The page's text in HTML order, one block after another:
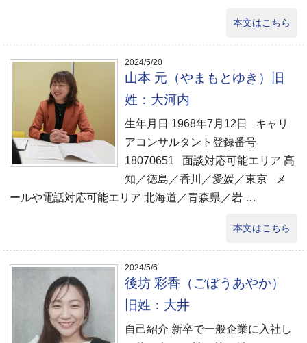
本文はこちら
2024/5/20
山本 元（やまもとゆき）旧
姓：大河内
生年月日 1968年7月12日 キャリ
アコンサルタント登録番号
18070651 面談対応可能エリア 高
知／徳島／香川／愛媛／東京 メ
ールや電話対応可能エリア 北海道／青森県／岩 …
本文はこちら
2024/5/6
後坊 彩香（ごぼうあやか）
旧姓：大井
自己紹介 新卒で一般企業に入社し